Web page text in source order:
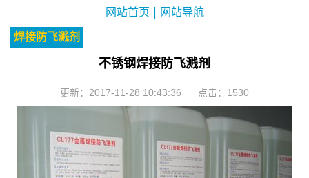
网站首页 网站导航
焊接防飞溅剂
不锈钢焊接防飞溅剂
更新：2017-11-28 10:43:36 点击： 1530